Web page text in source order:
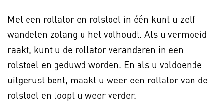
Met een rollator en rolstoel in één kunt u zelf
wandelen zolang u het volhoudt. Als u vermoeid
raakt, kunt u de rollator veranderen in een
rolstoel en geduwd worden. En als u voldoende
uitgerust bent, maakt u weer een rollator van de
rolstoel en loopt u weer verder.